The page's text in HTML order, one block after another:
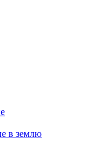
в землю